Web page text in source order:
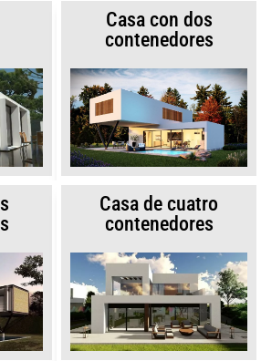
Casa con dos
contenedores
Casa de cuatro
contenedores